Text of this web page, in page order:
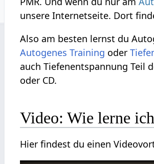
unsere Internetseite. Dort
Also am besten lernst du
Autogenes Training oder
auch Tiefenentspannung Teil
oder CD.
Video: Wie lerne
Hier findest du einen